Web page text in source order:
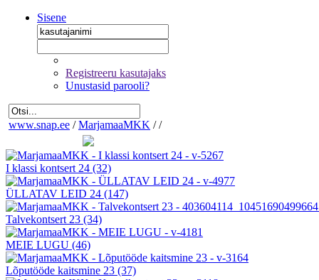
Sisene
Registreeru kasutajaks
Unustasid parooli?
www.snap.ee / MarjamaaMKK / /
I klassi kontsert 24 (32)
ÜLLATAV LEID 24 (147)
Talvekontsert 23 (34)
MEIE LUGU (46)
Lõputööde kaitsmine 23 (37)